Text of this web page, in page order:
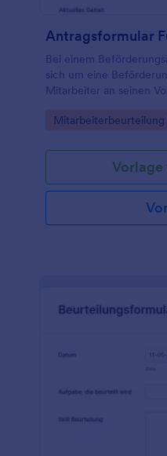
Antragsformular
Bei einem
sich um eine
Mitarbeiter an seinen
Go to Category:
Mitarbeiterbeurteilung
Vorlage